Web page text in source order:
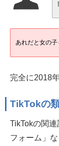
あれだと女の子
完全に2018
TikTokの
TikTokの関
フォーム」な